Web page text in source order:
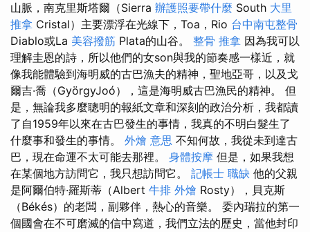
山脈，南克里斯塔爾（Sierra 辦護照要帶什麼 South 大里
推拿 Cristal）主要漂浮在光線下，Toa，Rio 台中南屯整骨
Diablo或La 美容撥筋 Plata的山谷。 整骨 推拿 因為我可以
理解圭恩的詩，所以他們的女son與我的節奏感一樣近，就
像我能體驗到海明威的古巴漁夫的精神，聖地亞哥，以及戈
爾吉·喬（GyörgyJoó），這是海明威古巴漁民的精神。 但
是，無論我多麼聰明的報紙文章和深刻的政治分析，我都讀
了自1959年以來在古巴發生的事情，我真的不明白髮生了
什麼事和發生的事情。 外燴 意思 不知何故，我從未到達古
巴，現在命運不太可能去那裡。 身體按摩 但是，如果我想
在某個地方訪問它，我只想訪問它。 記帳士 職缺 他的父親
是阿爾伯特·羅斯蒂（Albert 牛排 外燴 Rosty），貝克斯
（Békés）的老闆，副夥伴，熱心的音樂。 委內瑞拉的第一
個國會在不可磨滅的信中寫道，我們立法的歷史，當他封印